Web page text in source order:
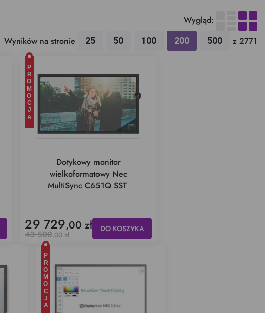
Wygląd:
Wyników na stronie
25 50 100 200 500 z 2771
PROMOCJA
Dotykowy monitor
wielkoformatowy Nec
MultiSync C651Q SST
29 729,00 zł
43 500,00 zł
DO KOSZYKA
PROMOCJA